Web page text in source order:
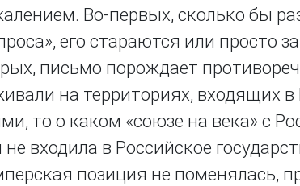
Во-первых, сколько бы
его стараются или просто
письмо порождает
на территориях, входящих
то о каком «союзе на века» с
входила в Российское
позиция не поменялась,